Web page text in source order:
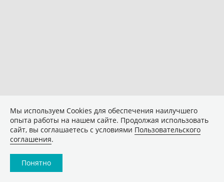
Мы используем Сookies для обеспечения наилучшего
опыта работы на нашем сайте. Продолжая использовать
сайт, вы соглашаетесь с условиями Пользовательского
соглашения.
Понятно